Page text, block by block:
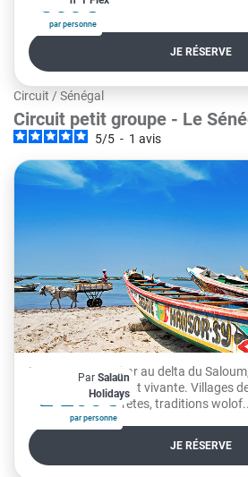
par personne
JE RÉSERVE
Circuit /Sénégal
Circuit petit groupe - Le
Dakar au delta du Saloum (de
max.)
5/5 - 1 avis
À partir de
2 255€
par personne
Par Salaün
Holidays
Des dunes de Dakar au delta du
Afrique lumineuse et vivante. Villages
paisibles, îles secrètes, traditions
JE RÉSERVE